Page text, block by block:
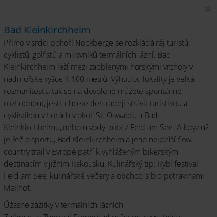
Bad Kleinkirchheim
Přímo v srdci pohoří Nockberge se rozkládá ráj turistů,
cyklistů, golfistů a milovníků termálních lázní. Bad
Kleinkirchheim leží mezi zaoblenými horskými vrcholy v
nadmořské výšce 1 100 metrů. Výhodou lokality je velká
rozmanitost a tak se na dovolené můžete spontánně
rozhodnout, jestli chcete den raději strávit turistikou a
cyklistikou v horách v okolí St. Oswaldu a Bad
Kleinkirchheimu, nebo u vody poblíž Feld am See. A když už
je řeč o sportu, Bad Kleinkirchheim a jeho nejdelší flow
country trail v Evropě patří k vyhlášeným bikerským
destinacím v jižním Rakousku. Kulinářský tip: Rybí festival
Feld am See, kulinářské večery a obchod s bio potravinami
Mallhof.
Úžasné zážitky v termálních lázních